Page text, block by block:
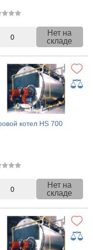
0
Нет на
складе
Паровой котел HS 700
0
Нет на
складе